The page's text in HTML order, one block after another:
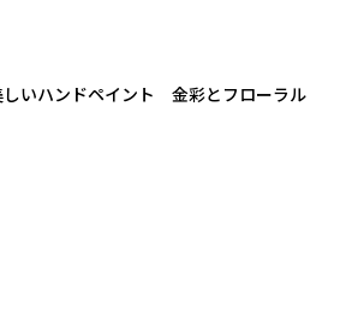
いハンドペイント 金彩とフローラル